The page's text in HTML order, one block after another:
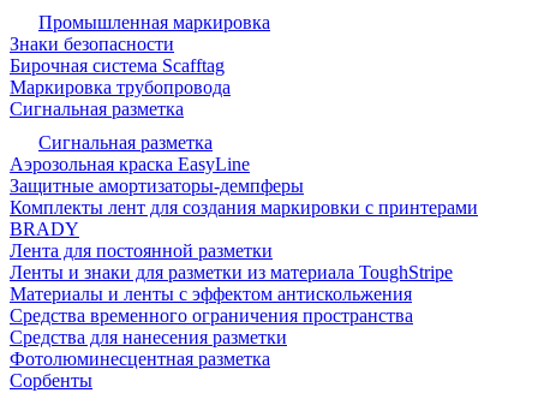
Промышленная маркировка
Знаки безопасности
Бирочная система Scafftag
Маркировка трубопровода
Сигнальная разметка
Сигнальная разметка
Аэрозольная краска EasyLine
Защитные амортизаторы-демпферы
Комплекты лент для создания маркировки с принтерами
BRADY
Лента для постоянной разметки
Ленты и знаки для разметки из материала ToughStripe
Материалы и ленты с эффектом антискольжения
Средства временного ограничения пространства
Средства для нанесения разметки
Фотолюминесцентная разметка
Сорбенты